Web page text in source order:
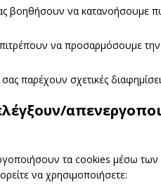
βοηθήσουν να κατανοήσουμε
να προσαρμόσουμε την
παρέχουν σχετικές
τα cookies μέσω
να χρησιμοποιήσετε: